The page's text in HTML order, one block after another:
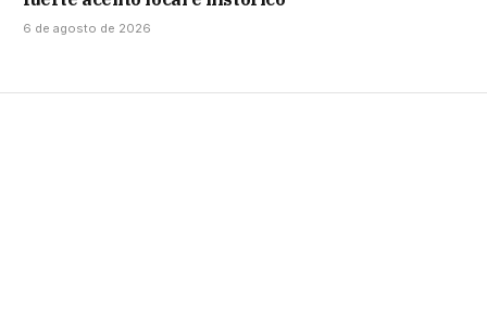
6 de agosto de 2026